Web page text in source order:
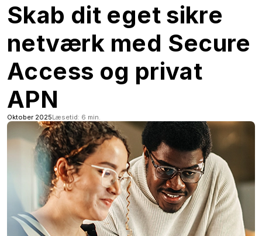
Skab dit eget sikre
netværk med Secure
Access og privat
APN
Oktober 2025Læsetid: 6 min.